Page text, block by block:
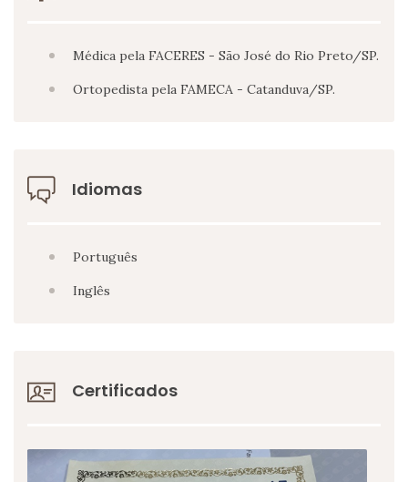
Médica pela FACERES - São José do Rio Preto/SP.
Ortopedista pela FAMECA - Catanduva/SP.
Idiomas
Português
Inglês
Certificados